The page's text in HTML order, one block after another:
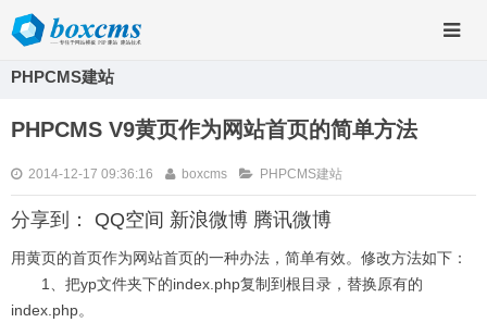
PHPCMS建站
PHPCMS V9黄页作为网站首页的简单方法
2014-12-17 09:36:16 boxcms PHPCMS建站
分享到： QQ空间 新浪微博 腾讯微博
用黄页的首页作为网站首页的一种办法，简单有效。 修改方法如下：
1、把yp文件夹下的index.php复制到根目录，替换原有的
index.php。